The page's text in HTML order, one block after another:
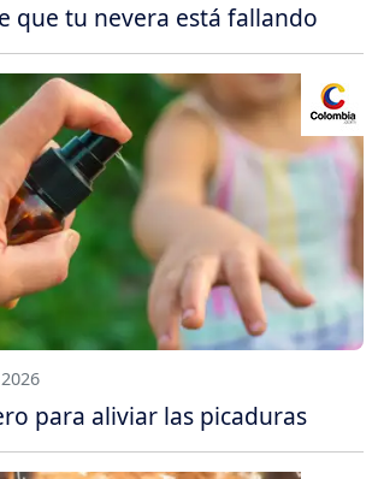
que tu nevera está fallando
para aliviar las picaduras